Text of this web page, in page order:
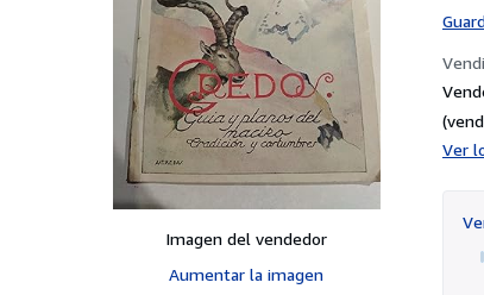
Imagen del vendedor
Aumentar la imagen
Ver